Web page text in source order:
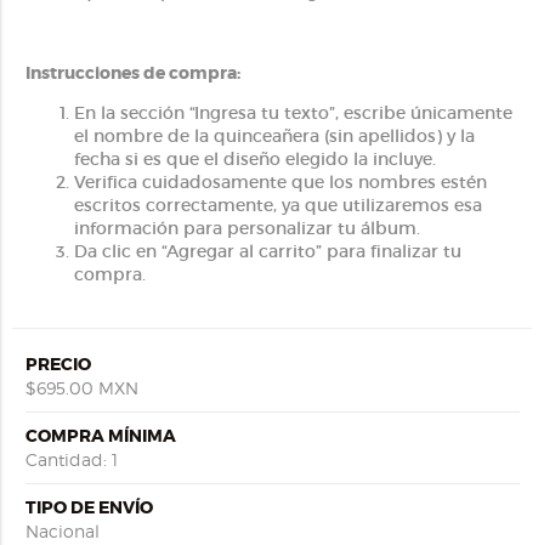
Instrucciones de compra:
En la sección “Ingresa tu texto”, escribe únicamente
el nombre de la quinceañera (sin apellidos) y la
fecha si es que el diseño elegido la incluye.
Verifica cuidadosamente que los nombres estén
escritos correctamente, ya que utilizaremos esa
información para personalizar tu álbum.
Da clic en “Agregar al carrito” para finalizar tu
compra.
PRECIO
$695.00 MXN
COMPRA MÍNIMA
Cantidad: 1
TIPO DE ENVÍO
Nacional